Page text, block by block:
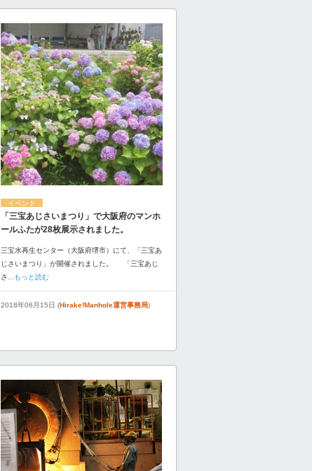
イベント
「三宝あじさいまつり」で大阪府のマンホ
ールふたが28枚展示されました。
三宝水再生センター（大阪府堺市）にて、「三宝あ
じさいまつり」が開催されました。 「三宝あじ
さ
...もっと読む
2018年06月15日 (Hirake!Manhole運営事務局)